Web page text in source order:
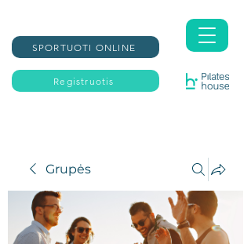
Registruotis
SPORTUOTI ONLINE
Grupės